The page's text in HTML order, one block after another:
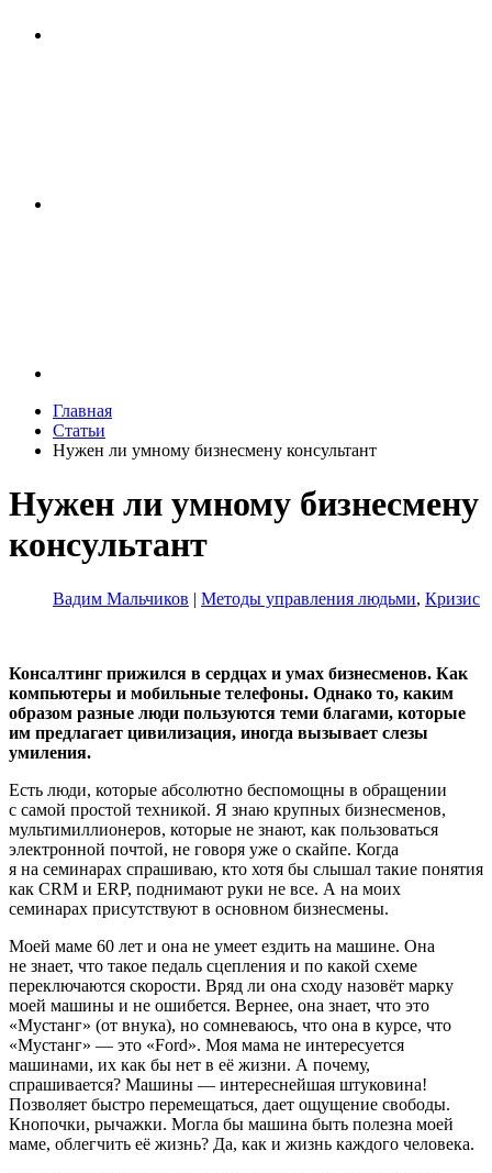
Главная
Статьи
Нужен ли умному бизнесмену консультант
Нужен ли умному бизнесмену
консультант
Вадим Мальчиков | Методы управления людьми, Кризис
Консалтинг прижился в сердцах и умах бизнесменов. Как
компьютеры и мобильные телефоны. Однако то, каким
образом разные люди пользуются теми благами, которые
им предлагает цивилизация, иногда вызывает слезы
умиления.
Есть люди, которые абсолютно беспомощны в обращении
с самой простой техникой. Я знаю крупных бизнесменов,
мультимиллионеров, которые не знают, как пользоваться
электронной почтой, не говоря уже о скайпе. Когда
я на семинарах спрашиваю, кто хотя бы слышал такие понятия
как CRM и ERP, поднимают руки не все. А на моих
семинарах присутствуют в основном бизнесмены.
Моей маме 60 лет и она не умеет ездить на машине. Она
не знает, что такое педаль сцепления и по какой схеме
переключаются скорости. Вряд ли она сходу назовёт марку
моей машины и не ошибется. Вернее, она знает, что это
«Мустанг» (от внука), но сомневаюсь, что она в курсе, что
«Мустанг» — это «Ford». Моя мама не интересуется
машинами, их как бы нет в её жизни. А почему,
спрашивается? Машины — интереснейшая штуковина!
Позволяет быстро перемещаться, дает ощущение свободы.
Кнопочки, рычажки. Могла бы машина быть полезна моей
маме, облегчить её жизнь? Да, как и жизнь каждого человека.